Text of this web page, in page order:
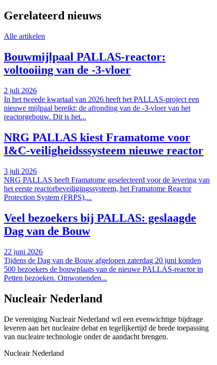
Gerelateerd nieuws
Alle artikelen
Bouwmijlpaal PALLAS-reactor:
voltooiing van de -3-vloer
2 juli 2026
In het tweede kwartaal van 2026 heeft het PALLAS-project een
nieuwe mijlpaal bereikt: de afronding van de -3-vloer van het
reactorgebouw. Dit is het...
NRG PALLAS kiest Framatome voor
I&C-veiligheidsssysteem nieuwe reactor
3 juli 2026
NRG PALLAS heeft Framatome geselecteerd voor de levering van
het eerste reactorbeveiligingssysteem, het Framatome Reactor
Protection System (FRPS),...
Veel bezoekers bij PALLAS: geslaagde
Dag van de Bouw
22 juni 2026
Tijdens de Dag van de Bouw afgelopen zaterdag 20 juni konden
500 bezoekers de bouwplaats van de nieuwe PALLAS-reactor in
Petten bezoeken. Omwonenden...
Nucleair Nederland
De vereniging Nucleair Nederland wil een evenwichtige bijdrage
leveren aan het nucleaire debat en tegelijkertijd de brede toepassing
van nucleaire technologie onder de aandacht brengen.
Nucleair Nederland